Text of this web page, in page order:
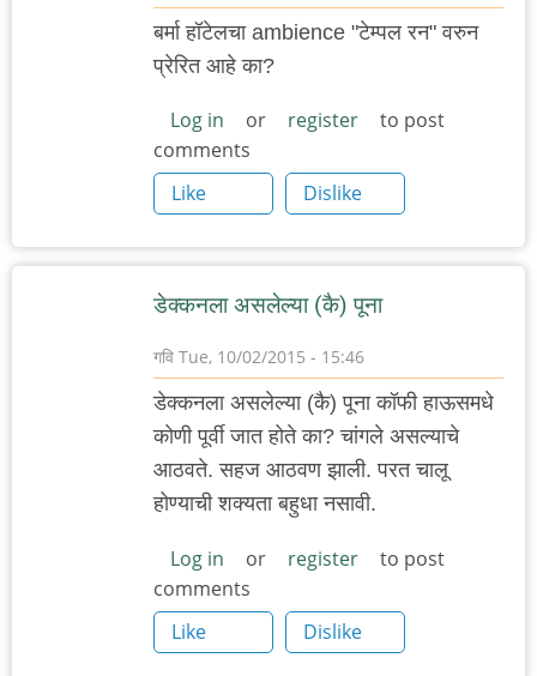
बर्मा हॉटेलचा ambience "टेम्पल रन" वरुन
प्रेरित आहे का?
Log in or register
to post
comments
Like
Dislike
डेक्कनला असलेल्या (कै) पूना
गवि Tue, 10/02/2015 - 15:46
डेक्कनला असलेल्या (कै) पूना कॉफी हाऊसमधे
कोणी पूर्वी जात होते का? चांगले असल्याचे
आठवते. सहज आठवण झाली. परत चालू
होण्याची शक्यता बहुधा नसावी.
Log in or register
to post
comments
Like
Dislike